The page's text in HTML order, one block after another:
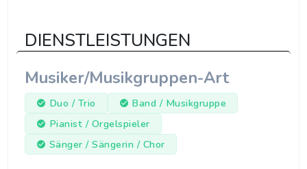
DIENSTLEISTUNGEN
Musiker/Musikgruppen-Art
Duo / Trio
Band / Musikgruppe
Pianist / Orgelspieler
Sänger / Sängerin / Chor